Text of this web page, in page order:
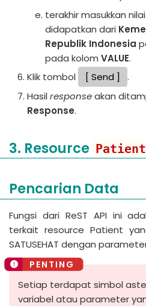
terakhir masukkan nilai
didapatkan dari
Republik Indonesia
pada kolom VALUE.
Klik tombol
Send
.
Hasil responseakan
Response.
3. Resource Patient
Pencarian Data
Fungsi dari ReST API ini
terkait resource Patient
SATUSEHAT dengan
Setiap terdapat simbol
variabel atau parameter